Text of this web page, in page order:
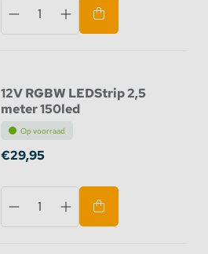
12V RGBW LEDStrip 2,5
meter 150led
Op voorraad
€29,95